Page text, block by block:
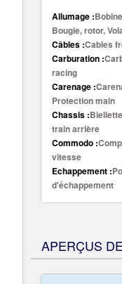
Allumage :
Bougie, rotor,
Câbles :Cables
Carburation :
racing
Carenage :
Protection main
Chassis :
train arrière
Commodo :
vitesse
Echappement :
d'échappement
APERÇUS